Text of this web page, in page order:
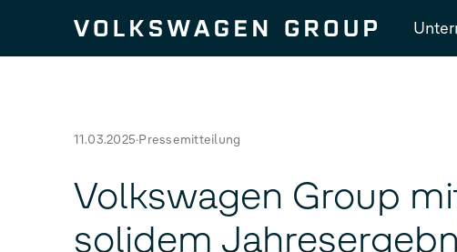
11.03.2025 Pressemitteilung
Volkswagen Group
solidem